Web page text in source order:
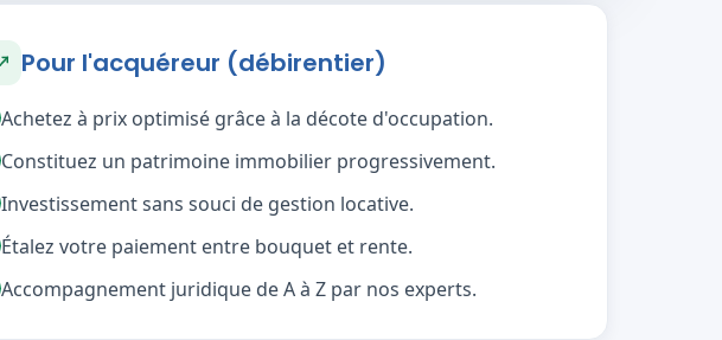
Pour l'acquéreur (débirentier)
Achetez à prix optimisé grâce à la décote d'occupation.
Constituez un patrimoine immobilier progressivement.
Investissement sans souci de gestion locative.
Étalez votre paiement entre bouquet et rente.
Accompagnement juridique de A à Z par nos experts.